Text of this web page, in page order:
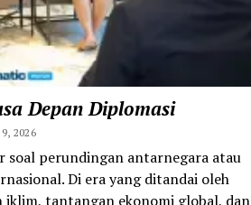
Depan Diplomasi
9, 2026
soal perundingan antarnegara atau
Di era yang ditandai oleh
tantangan ekonomi global, dan